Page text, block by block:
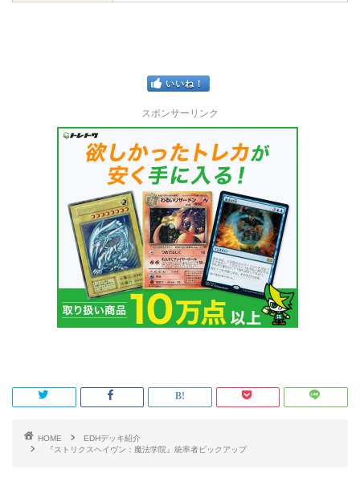
いいね！
スポンサーリンク
HOME
EDHデッキ紹介
『ストリクスヘイヴン：魔法学院』統率者ピックアップ